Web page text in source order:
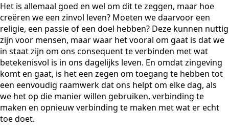
Het is allemaal goed en wel om dit te zeggen, maar hoe
creëren we een zinvol leven? Moeten we daarvoor een
religie, een passie of een doel hebben? Deze kunnen nuttig
zijn voor mensen, maar waar het vooral om gaat is dat we
in staat zijn om ons consequent te verbinden met wat
betekenisvol is in ons dagelijks leven. En omdat zingeving
komt en gaat, is het een zegen om toegang te hebben tot
een eenvoudig raamwerk dat ons helpt om elke dag, als
we het op die manier willen gebruiken, verbinding te
maken en opnieuw verbinding te maken met wat er echt
toe doet.